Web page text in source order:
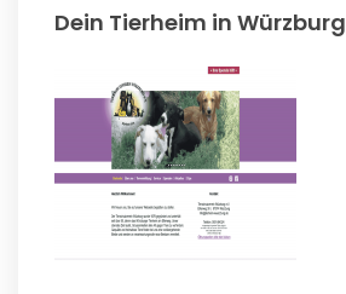
Dein Tierheim in Würzburg